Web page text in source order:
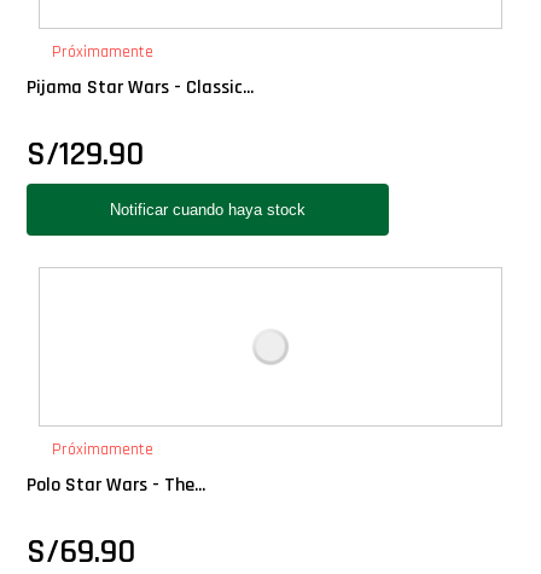
Exclusivos
Gift Cards
Llaveros Pop
Moments
PLUS!
Próximamente
Pijama Star Wars - Classic...
S/129.90
Próximamente
Polo Star Wars - The...
S/69.90